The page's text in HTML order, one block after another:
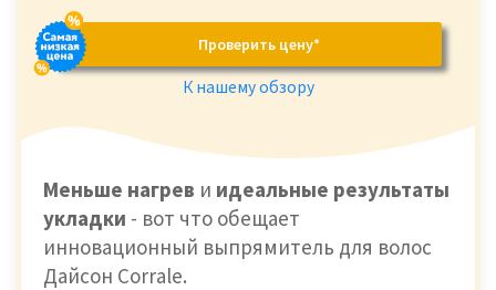
Проверить цену*
К нашему обзору
Меньше нагрев и идеальные результаты
укладки - вот что обещает
инновационный выпрямитель для волос
Дайсон Corrale.